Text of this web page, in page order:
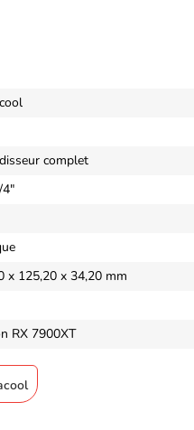
complet
4"
x 125,20 x 34,20 mm
RX 7900XT